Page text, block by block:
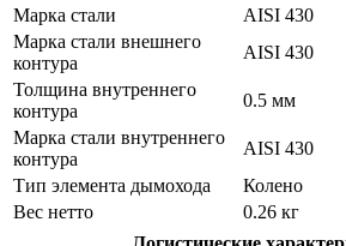
Марка стали
AISI 430
Марка стали внешнего
контура
AISI 430
Толщина внутреннего
контура
0.5 мм
Марка стали внутреннего
контура
AISI 430
Тип элемента дымохода
Колено
Вес нетто
0.26 кг